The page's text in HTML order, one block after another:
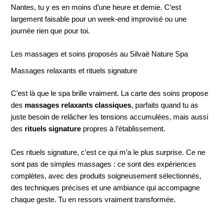
Nantes, tu y es en moins d’une heure et demie. C’est
largement faisable pour un week-end improvisé ou une
journée rien que pour toi.
Les massages et soins proposés au Silvaë Nature Spa
Massages relaxants et rituels signature
C’est là que le spa brille vraiment. La carte des soins propose
des massages relaxants classiques, parfaits quand tu as
juste besoin de relâcher les tensions accumulées, mais aussi
des rituels signature propres à l’établissement.
Ces rituels signature, c’est ce qui m’a le plus surprise. Ce ne
sont pas de simples massages : ce sont des expériences
complètes, avec des produits soigneusement sélectionnés,
des techniques précises et une ambiance qui accompagne
chaque geste. Tu en ressors vraiment transformée.